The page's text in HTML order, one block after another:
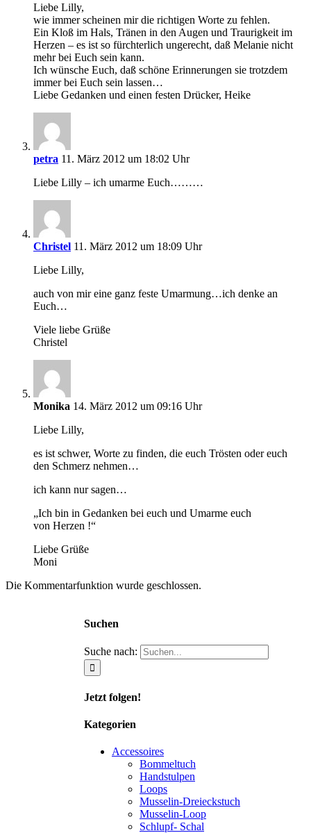
Liebe Lilly,
wie immer scheinen mir die richtigen Worte zu fehlen.
Ein Kloß im Hals, Tränen in den Augen und Traurigkeit im
Herzen – es ist so fürchterlich ungerecht, daß Melanie nicht
mehr bei Euch sein kann.
Ich wünsche Euch, daß schöne Erinnerungen sie trotzdem
immer bei Euch sein lassen…
Liebe Gedanken und einen festen Drücker, Heike
petra 11. März 2012 um 18:02 Uhr
Liebe Lilly – ich umarme Euch………
Christel 11. März 2012 um 18:09 Uhr
Liebe Lilly,
auch von mir eine ganz feste Umarmung…ich denke an
Euch…
Viele liebe Grüße
Christel
Monika 14. März 2012 um 09:16 Uhr
Liebe Lilly,
es ist schwer, Worte zu finden, die euch Trösten oder euch
den Schmerz nehmen…
ich kann nur sagen…
„Ich bin in Gedanken bei euch und Umarme euch
von Herzen !“
Liebe Grüße
Moni
Die Kommentarfunktion wurde geschlossen.
Suchen
Suche nach:
Jetzt folgen!
Kategorien
Accessoires
Bommeltuch
Handstulpen
Loops
Musselin-Dreieckstuch
Musselin-Loop
Schlupf- Schal